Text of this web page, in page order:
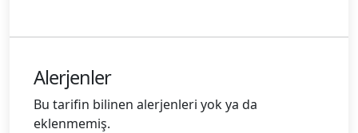
Alerjenler
Bu tarifin bilinen alerjenleri yok ya da
eklenmemiş.